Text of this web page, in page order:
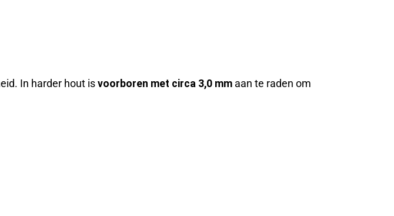
In harder hout is voorboren met circa 3,0 mm aan te raden om